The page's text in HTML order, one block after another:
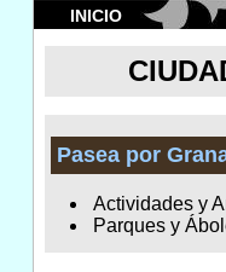
INICIO
Pasea por
Actividades y
Parques y